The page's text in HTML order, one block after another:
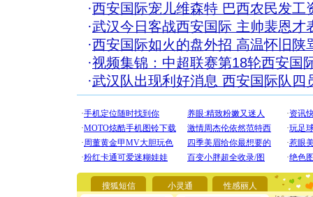
·西安国际宠儿维森特 巴西农民发工
·武汉今日客战西安国际 主帅裴恩才
·西安国际如火的盘外招 高温怀旧陕
·视频集锦：中超联赛第18轮西安国
·武汉队出现利好消息 西安国际队四
搜狐短信 小灵通 性感丽人
[圣诞节]
要平安！
[圣诞节]